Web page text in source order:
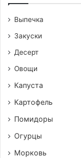
Выпечка
Закуски
Десерт
Овощи
Капуста
Картофель
Помидоры
Огурцы
Морковь